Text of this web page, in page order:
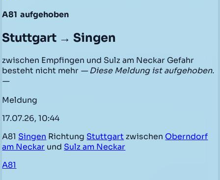
A81 aufgehoben
Stuttgart → Singen
zwischen Empfingen und Sulz am Neckar Gefahr
besteht nicht mehr — Diese Meldung ist aufgehoben.
—
Meldung
17.07.26, 10:44
A81 Singen Richtung Stuttgart zwischen Oberndorf
am Neckar und Sulz am Neckar
A81